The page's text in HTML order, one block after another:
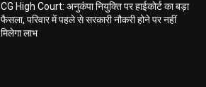
CG High Court: अनुकंपा नियुक्ति पर हाईकोर्ट का बड़ा
फैसला, परिवार में पहले से सरकारी नौकरी होने पर नहीं
मिलेगा लाभ